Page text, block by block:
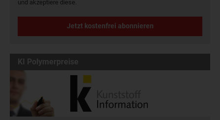
und akzeptiere diese.
Jetzt kostenfrei abonnieren
KI Polymerpreise